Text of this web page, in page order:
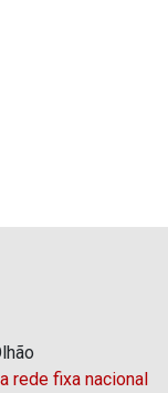
rede fixa nacional